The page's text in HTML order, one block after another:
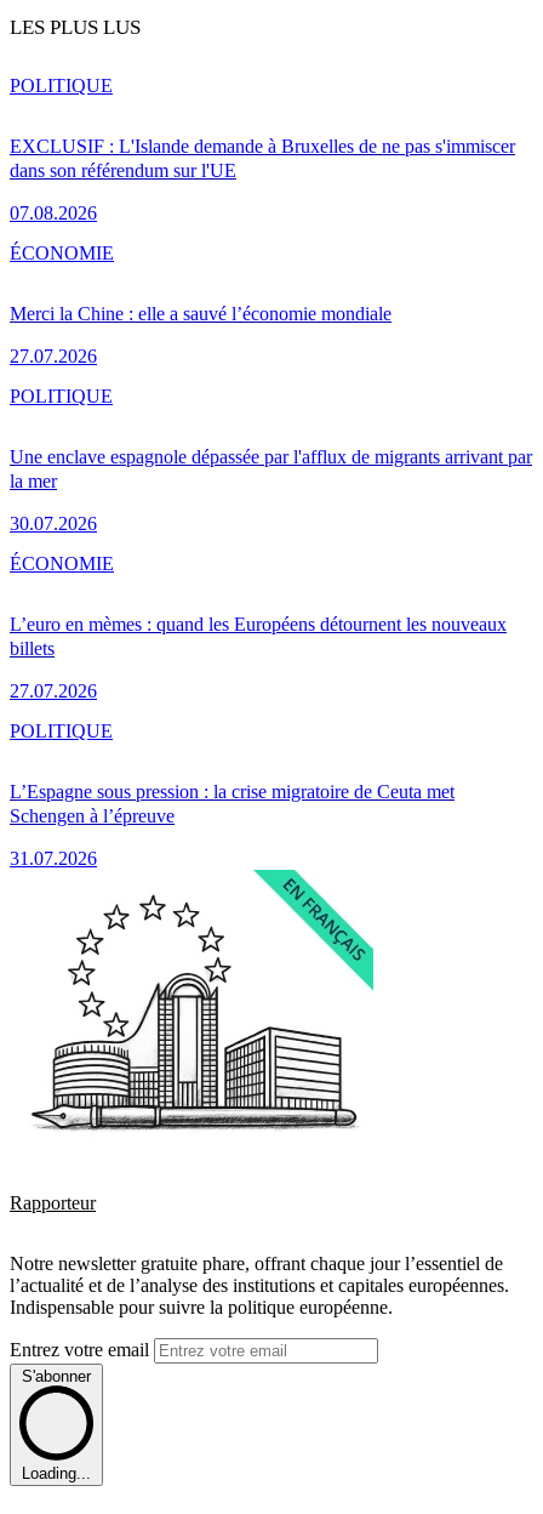
LES PLUS LUS
EXCLUSIF : L'Islande demande à Bruxelles de ne pas s'immiscer
dans son référendum sur l'UE
07.08.2026
POLITIQUE
Merci la Chine : elle a sauvé l’économie mondiale
27.07.2026
ÉCONOMIE
Une enclave espagnole dépassée par l'afflux de migrants arrivant par
la mer
30.07.2026
POLITIQUE
L’euro en mèmes : quand les Européens détournent les nouveaux
billets
27.07.2026
ÉCONOMIE
L’Espagne sous pression : la crise migratoire de Ceuta met
Schengen à l’épreuve
31.07.2026
POLITIQUE
Rapporteur
Notre newsletter gratuite phare, offrant chaque jour l’essentiel de
l’actualité et de l’analyse des institutions et capitales européennes.
Indispensable pour suivre la politique européenne.
Entrez votre email
S'abonner
Loading...